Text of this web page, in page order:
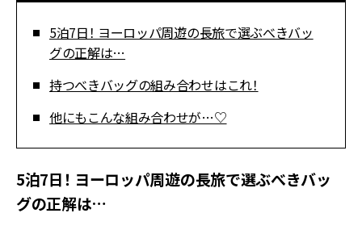
5泊7日！ ヨーロッパ周遊の長旅で選ぶべきバッ
グの正解は…
持つべきバッグの組み合わせはこれ！
他にもこんな組み合わせが…♡
5泊7日！ ヨーロッパ周遊の長旅で選ぶべきバッ
グの正解は…